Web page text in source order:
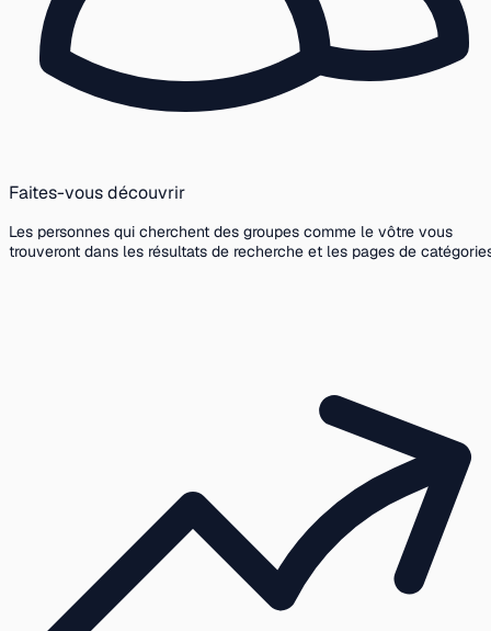
Faites-vous découvrir
Les personnes qui cherchent des groupes comme le vôtre vous
trouveront dans les résultats de recherche et les pages de